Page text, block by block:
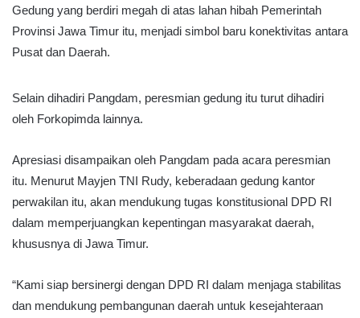
Gedung yang berdiri megah di atas lahan hibah Pemerintah
Provinsi Jawa Timur itu, menjadi simbol baru konektivitas antara
Pusat dan Daerah.
Selain dihadiri Pangdam, peresmian gedung itu turut dihadiri
oleh Forkopimda lainnya.
Apresiasi disampaikan oleh Pangdam pada acara peresmian
itu. Menurut Mayjen TNI Rudy, keberadaan gedung kantor
perwakilan itu, akan mendukung tugas konstitusional DPD RI
dalam memperjuangkan kepentingan masyarakat daerah,
khususnya di Jawa Timur.
“Kami siap bersinergi dengan DPD RI dalam menjaga stabilitas
dan mendukung pembangunan daerah untuk kesejahteraan